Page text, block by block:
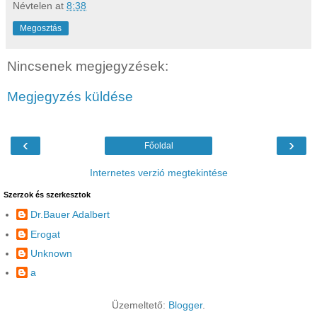
Névtelen at 8:38
Megosztás
Nincsenek megjegyzések:
Megjegyzés küldése
‹ ›
Főoldal
Internetes verzió megtekintése
Szerzok és szerkesztok
Dr.Bauer Adalbert
Erogat
Unknown
a
Üzemeltető: Blogger.